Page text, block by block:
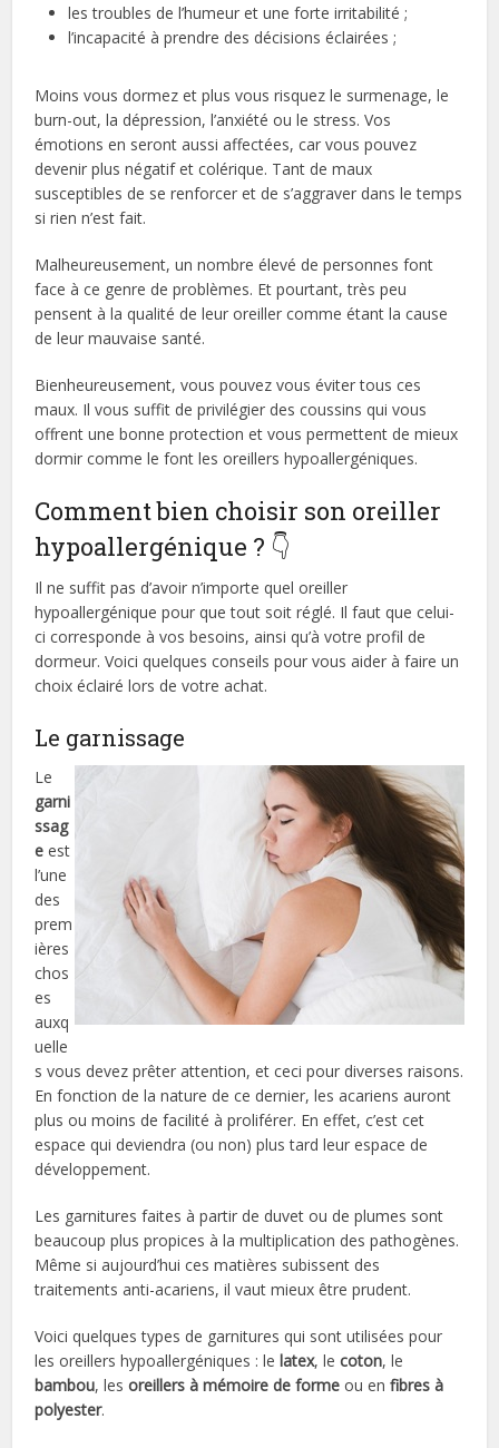
les troubles de l’humeur et une forte irritabilité ;
l’incapacité à prendre des décisions éclairées ;
Moins vous dormez et plus vous risquez le surmenage, le
burn-out, la dépression, l’anxiété ou le stress. Vos
émotions en seront aussi affectées, car vous pouvez
devenir plus négatif et colérique. Tant de maux
susceptibles de se renforcer et de s’aggraver dans le temps
si rien n’est fait.
Malheureusement, un nombre élevé de personnes font
face à ce genre de problèmes. Et pourtant, très peu
pensent à la qualité de leur oreiller comme étant la cause
de leur mauvaise santé.
Bienheureusement, vous pouvez vous éviter tous ces
maux. Il vous suffit de privilégier des coussins qui vous
offrent une bonne protection et vous permettent de mieux
dormir comme le font les oreillers hypoallergéniques.
Comment bien choisir son oreiller
hypoallergénique ? 👇
Il ne suffit pas d’avoir n’importe quel oreiller
hypoallergénique pour que tout soit réglé. Il faut que celui-
ci corresponde à vos besoins, ainsi qu’à votre profil de
dormeur. Voici quelques conseils pour vous aider à faire un
choix éclairé lors de votre achat.
Le garnissage
Le
garni
ssag
e est
l’une
des
prem
ières
chos
es
auxq
uelle
s vous devez prêter attention, et ceci pour diverses raisons.
En fonction de la nature de ce dernier, les acariens auront
plus ou moins de facilité à proliférer. En effet, c’est cet
espace qui deviendra (ou non) plus tard leur espace de
développement.
Les garnitures faites à partir de duvet ou de plumes sont
beaucoup plus propices à la multiplication des pathogènes.
Même si aujourd’hui ces matières subissent des
traitements anti-acariens, il vaut mieux être prudent.
Voici quelques types de garnitures qui sont utilisées pour
les oreillers hypoallergéniques : lelatex, lecoton, le
bambou, lesoreillers à mémoire de forme ou enfibres à
polyester.